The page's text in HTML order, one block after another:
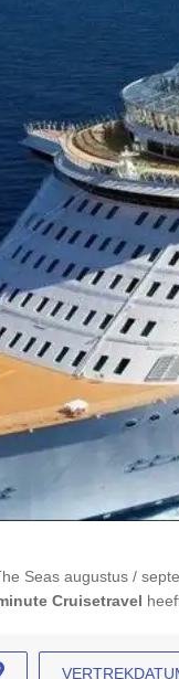
Seas augustus /
Cruisetravel